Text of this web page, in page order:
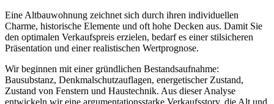
Eine Altbauwohnung zeichnet sich durch ihren individuellen
Charme, historische Elemente und oft hohe Decken aus. Damit Sie
den optimalen Verkaufspreis erzielen, bedarf es einer stilsicheren
Präsentation und einer realistischen Wertprognose.
Wir beginnen mit einer gründlichen Bestandsaufnahme:
Bausubstanz, Denkmalschutzauflagen, energetischer Zustand,
Zustand von Fenstern und Haustechnik. Aus dieser Analyse
entwickeln wir eine argumentationsstarke Verkaufsstory, die Alt und